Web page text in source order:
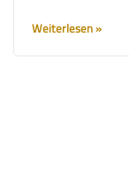
Weiterlesen